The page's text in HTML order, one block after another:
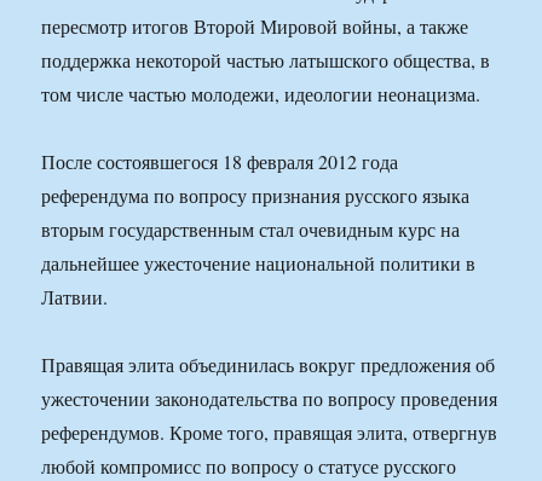
пересмотр итогов Второй Мировой войны, а также
поддержка некоторой частью латышского общества, в
том числе частью молодежи, идеологии неонацизма.
После состоявшегося 18 февраля 2012 года
референдума по вопросу признания русского языка
вторым государственным стал очевидным курс на
дальнейшее ужесточение национальной политики в
Латвии.
Правящая элита объединилась вокруг предложения об
ужесточении законодательства по вопросу проведения
референдумов. Кроме того, правящая элита, отвергнув
любой компромисс по вопросу о статусе русского